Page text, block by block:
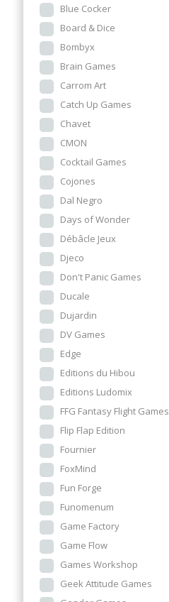
Blue Cocker
Board & Dice
Bombyx
Brain Games
Carrom Art
Catch Up Games
Chavet
CMON
Cocktail Games
Cojones
Dal Negro
Days of Wonder
Débâcle Jeux
Djeco
Don't Panic Games
Ducale
Dujardin
DV Games
Edge
Editions du Hibou
Editions Ludomix
FFG Fantasy Flight Games
Flip Flap Edition
Fournier
FoxMind
Fun Forge
Funomenum
Game Factory
Game Flow
Games Workshop
Geek Attitude Games